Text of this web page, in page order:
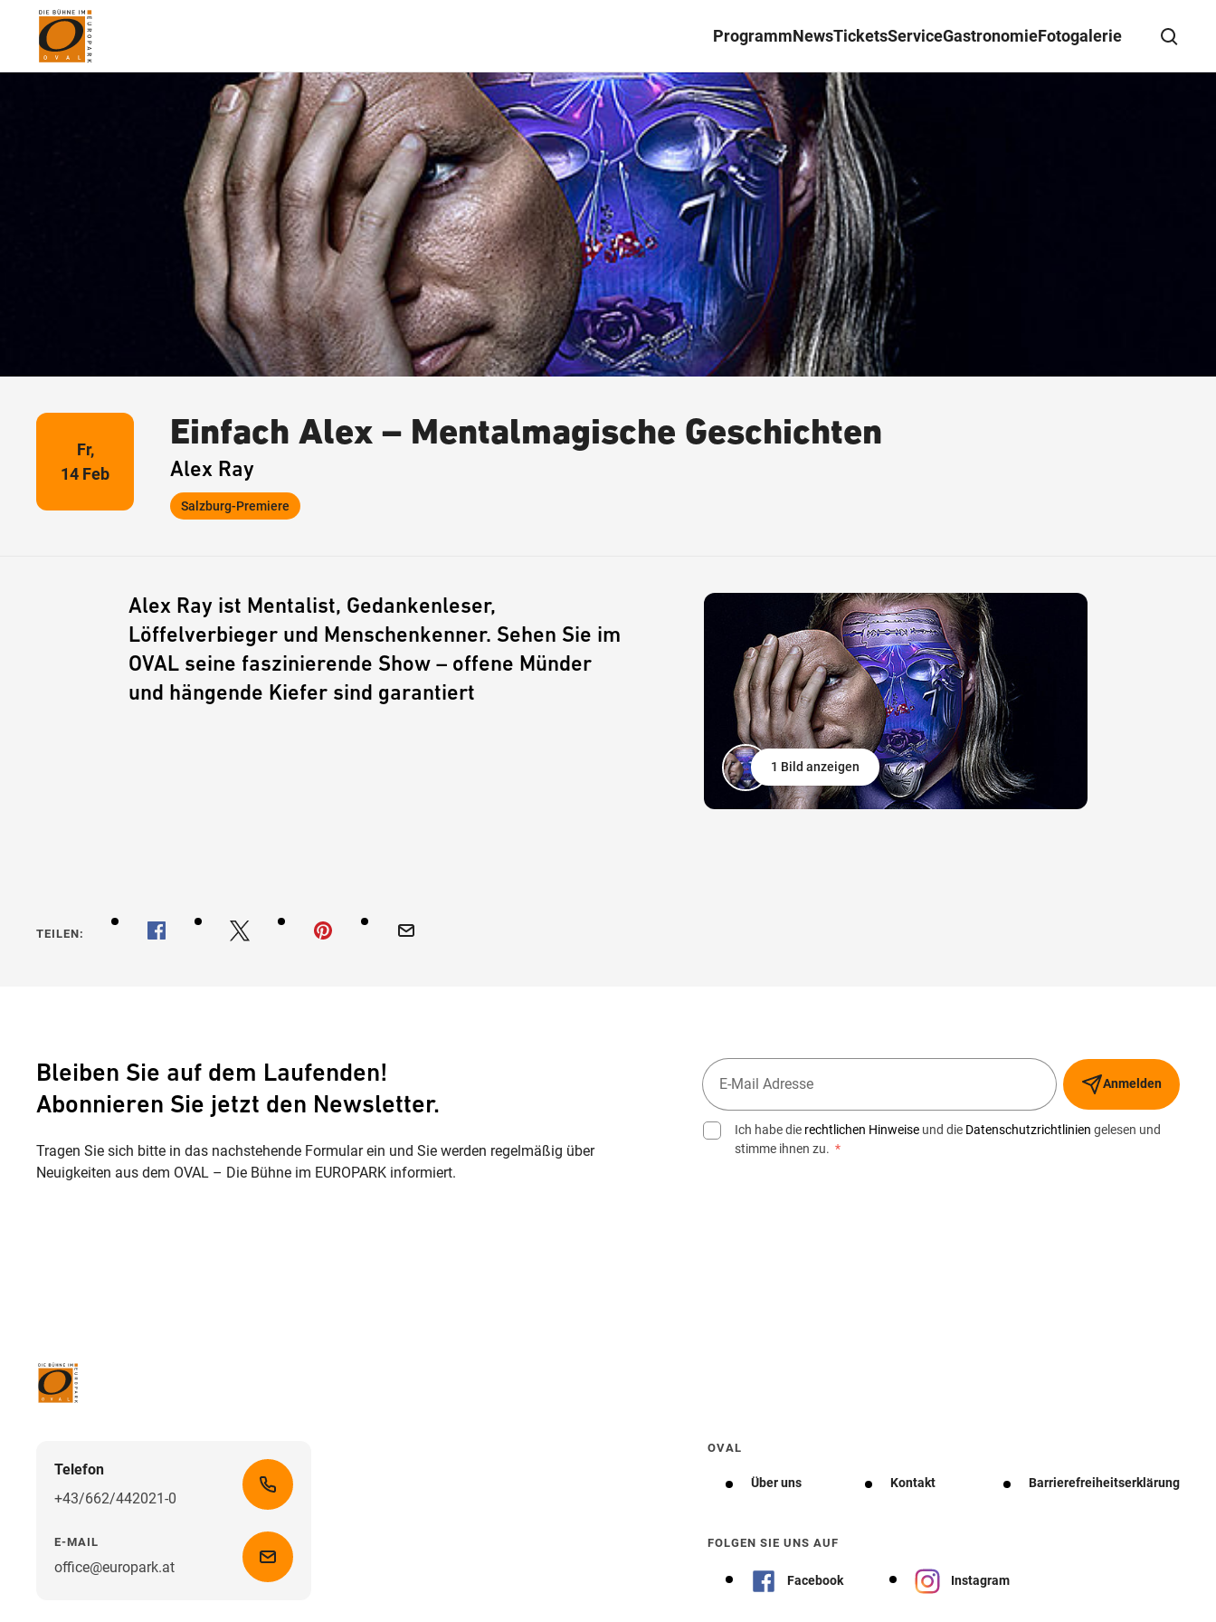
ProgrammNewsTicketsServiceGastronomieFotogalerie
Suche schließen
Fr,
14 Feb
Einfach Alex – Mentalmagische Geschichten
Alex Ray
Salzburg-Premiere
Alex Ray ist Mentalist, Gedankenleser,
Löffelverbieger und Menschenkenner. Sehen Sie im
OVAL seine faszinierende Show – offene Münder
und hängende Kiefer sind garantiert
1 Bild anzeigen
TEILEN:
Bleiben Sie auf dem Laufenden!
Abonnieren Sie jetzt den Newsletter.
Tragen Sie sich bitte in das nachstehende Formular ein und Sie werden regelmäßig über
Neuigkeiten aus dem OVAL – Die Bühne im EUROPARK informiert.
Anmelden
Ich habe die rechtlichen Hinweise und die Datenschutzrichtlinien gelesen und
stimme ihnen zu. *
Telefon
+43/662/442021-0
E-MAIL
office@europark.at
OVAL
Über uns Kontakt Barrierefreiheitserklärung
FOLGEN SIE UNS AUF
Facebook Instagram